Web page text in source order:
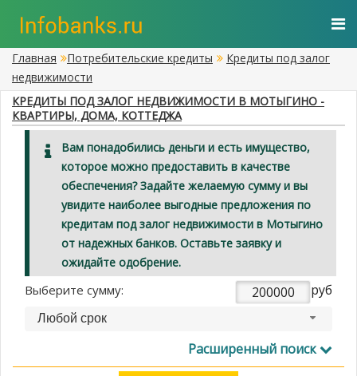
Главная Потребительские кредиты
Кредиты под залог
недвижимости
КРЕДИТЫ ПОД ЗАЛОГ НЕДВИЖИМОСТИ В МОТЫГИНО -
КВАРТИРЫ, ДОМА, КОТТЕДЖА
Вам понадобились деньги и есть имущество,
которое можно предоставить в качестве
обеспечения? Задайте желаемую сумму и вы
увидите наиболее выгодные предложения по
кредитам под залог недвижимости в Мотыгино
от надежных банков. Оставьте заявку и
ожидайте одобрение.
Выберите сумму: руб
Любой срок
Расширенный поиск